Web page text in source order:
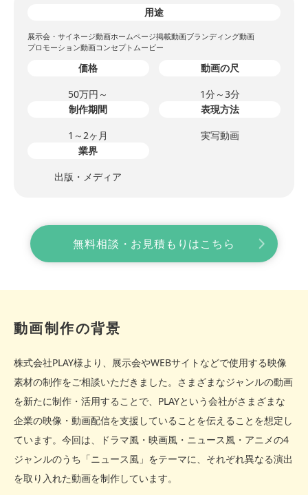
用途
展示会・サイネージ動画ホームページ掲載動画ブランディング動画
プロモーション動画コンセプトムービー
価格
50万円～
動画の尺
1分～3分
制作期間
1～2ヶ月
表現方法
実写動画
業界
出版・メディア
無料相談・お見積もりはこちら
動画制作の背景
株式会社PLAY様より、展示会やWEBサイトなどで使用する映像
素材の制作をご相談いただきました。さまざまなジャンルの動画
を新たに制作・活用することで、PLAYという会社がさまざまな
企業の映像・動画配信を支援していることを伝えることを想定し
ています。今回は、ドラマ風・映画風・ニュース風・アニメの4
ジャンルのうち「ニュース風」をテーマに、それぞれ異なる演出
を取り入れた動画を制作しています。